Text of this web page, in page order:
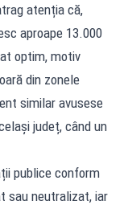
atenția că,
aproape 13.000
optim, motiv
din zonele
similar avusese
județ, când un
publice conform
sau neutralizat, iar